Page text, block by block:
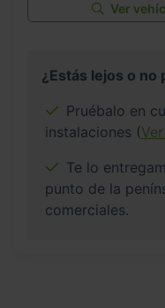
Ver
¿Estás lejos o no
Pruébalo en
instalaciones (
Te lo
punto de la
comerciales.